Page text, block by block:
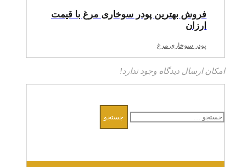
فروش بهترین پودر سوخاری مرغ با قیمت
ارزان
پودر سوخاری مرغ
امکان ارسال دیدگاه وجود ندارد!
برای: